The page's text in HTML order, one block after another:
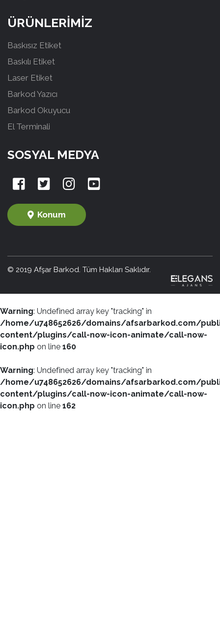
ÜRÜNLERİMİZ
Baskısız Etiket
Baskılı Etiket
Laser Etiket
Barkod Yazıcı
Barkod Okuyucu
El Terminali
SOSYAL MEDYA
Konum
© 2019 Afşar Barkod. Tüm Hakları Saklıdır.
Warning: Undefined array key "tracking" in
/home/u748652626/domains/afsarbarkod.com/
content/plugins/call-now-icon-animate/call-now-
icon.php on line 160
Warning: Undefined array key "tracking" in
/home/u748652626/domains/afsarbarkod.com/
content/plugins/call-now-icon-animate/call-now-
icon.php on line 162